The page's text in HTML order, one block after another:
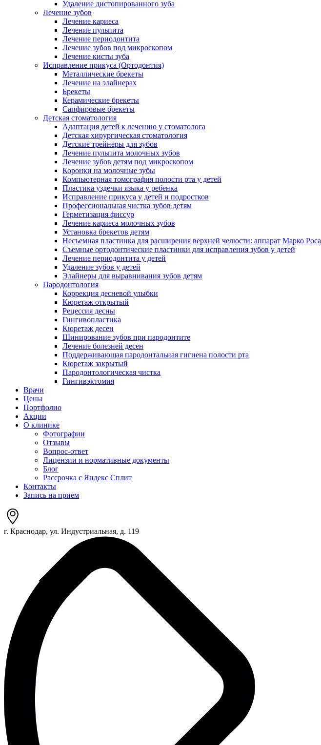
Удаление дистопированного зуба
Лечение зубов
Лечение кариеса
Лечение пульпита
Лечение периодонтита
Лечение зубов под микроскопом
Лечение кисты зуба
Исправление прикуса (Ортодонтия)
Металлические брекеты
Лечение на элайнерах
Брекеты
Керамические брекеты
Сапфировые брекеты
Детская стоматология
Адаптация детей к лечению у стоматолога
Детская хирургическая стоматология
Детские трейнеры для зубов
Лечение пульпита молочных зубов
Лечение зубов детям под микроскопом
Коронки на молочные зубы
Компьютерная томография полости рта у детей
Пластика уздечки языка у ребенка
Исправление прикуса у детей и подростков
Профессиональная чистка зубов детям
Герметизация фиссур
Лечение кариеса молочных зубов
Установка брекетов детям
Несъемная пластинка для расширения верхней челюсти: аппарат Марко Роса
Съемные ортодонтические пластинки для исправления зубов у детей
Лечение периодонтита у детей
Удаление зубов у детей
Элайнеры для выравнивания зубов детям
Пародонтология
Коррекция десневой улыбки
Кюретаж открытый
Рецессия десны
Гингивопластика
Кюретаж десен
Шинирование зубов при пародонтите
Лечение болезней десен
Поддерживающая пародонтальная гигиена полости рта
Кюретаж закрытый
Пародонтологическая чистка
Гингивэктомия
Врачи
Цены
Портфолио
Акции
О клинике
Фотографии
Отзывы
Вопрос-ответ
Лицензии и нормативные документы
Блог
Рассрочка с Яндекс Сплит
Контакты
Запись на прием
г. Краснодар, ул. Индустриальная, д. 119